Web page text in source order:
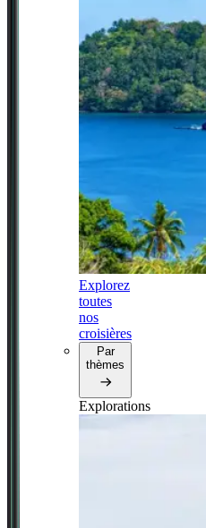
Explorez
toutes
nos
croisières
Par
thèmes
Explorations